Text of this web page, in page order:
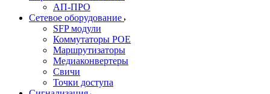
АП-ПРО
Сетевое оборудование
SFP модули
Коммутаторы POE
Маршрутизаторы
Медиаконвертеры
Свичи
Точки доступа